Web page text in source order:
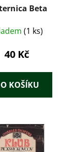
Beta
(1 ks)
40 Kč
KOŠÍKU